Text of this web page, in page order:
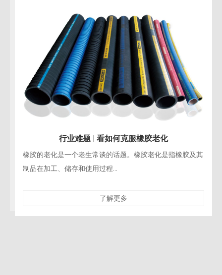
行业难题 | 看如何克服橡胶老化
橡胶的老化是一个老生常谈的话题。橡胶老化是指橡胶及其
制品在加工、储存和使用过程...
了解更多